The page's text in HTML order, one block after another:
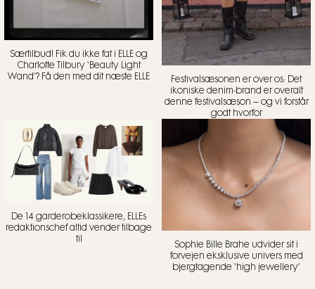
Særtilbud! Fik du ikke fat i ELLE og
Charlotte Tilbury ‘Beauty Light
Wand’? Få den med dit næste ELLE
Festivalsæsonen er over os: Det
ikoniske denim-brand er overalt
denne festivalsæson – og vi forstår
godt hvorfor
De 14 garderobeklassikere, ELLEs
redaktionschef altid vender tilbage
til
Sophie Bille Brahe udvider sit i
forvejen eksklusive univers med
bjergtagende ‘high jewellery’